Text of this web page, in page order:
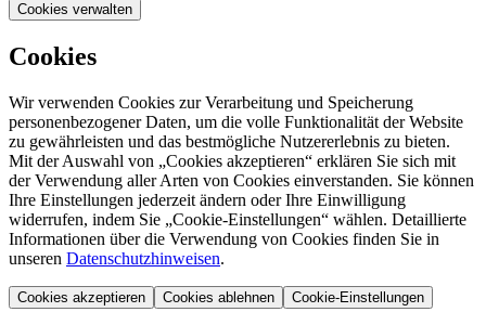
Cookies verwalten
Cookies
Wir verwenden Cookies zur Verarbeitung und Speicherung
personenbezogener Daten, um die volle Funktionalität der Website
zu gewährleisten und das bestmögliche Nutzererlebnis zu bieten.
Mit der Auswahl von „Cookies akzeptieren“ erklären Sie sich mit
der Verwendung aller Arten von Cookies einverstanden. Sie können
Ihre Einstellungen jederzeit ändern oder Ihre Einwilligung
widerrufen, indem Sie „Cookie-Einstellungen“ wählen. Detaillierte
Informationen über die Verwendung von Cookies finden Sie in
unseren Datenschutzhinweisen.
Cookies akzeptieren Cookies ablehnen Cookie-Einstellungen